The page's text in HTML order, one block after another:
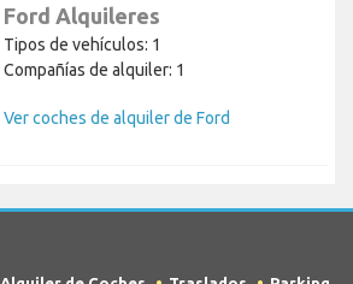
Ford Alquileres
Tipos de vehículos: 1
Compañías de alquiler: 1
Ver coches de alquiler de Ford